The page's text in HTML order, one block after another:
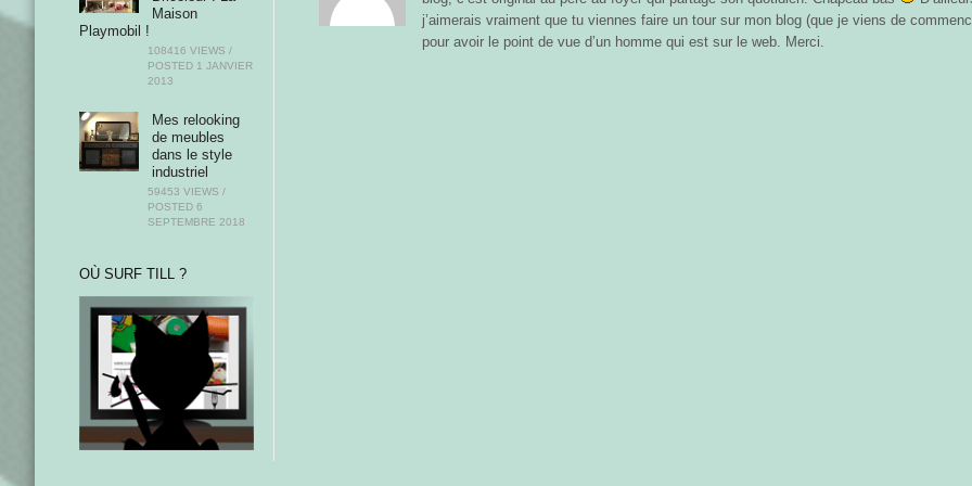
j’aimerais vraiment que tu viennes faire un tour sur mon blog (que je viens de
pour avoir le point de vue d’un homme qui est sur le web. Merci.
Maison
Playmobil !
108416 VIEWS /
POSTED 1 JANVIER
2013
Mes relooking
de meubles
dans le style
industriel
59453 VIEWS /
POSTED6
SEPTEMBRE 2018
OÙ SURF TILL ?